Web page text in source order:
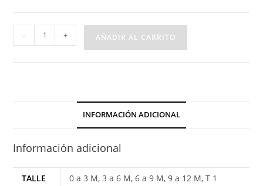
Pana
- + AÑADIR AL CARRITO
INFORMACIÓN ADICIONAL
Información adicional
TALLE 0 a 3 M, 3 a 6 M, 6 a 9 M, 9 a 12 M, T 1